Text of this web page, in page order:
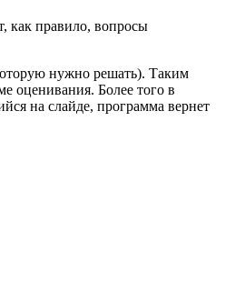
как правило, вопросы
нужно решать). Таким
оценивания. Более того в
на слайде, программа вернет